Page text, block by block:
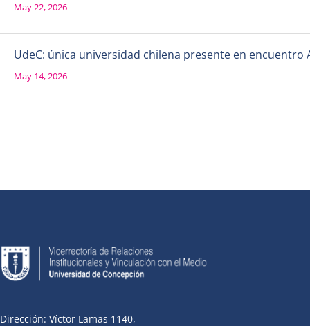
May 22, 2026
UdeC: única universidad chilena presente en
May 14, 2026
Dirección: Víctor Lamas 1140,